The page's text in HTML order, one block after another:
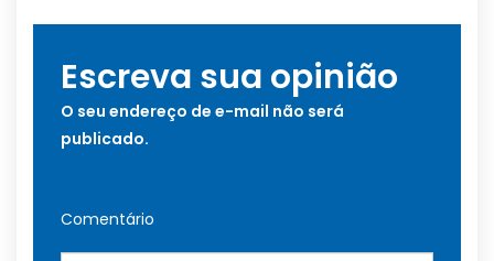
Escreva sua opinião
O seu endereço de e-mail não será
publicado.
Comentário